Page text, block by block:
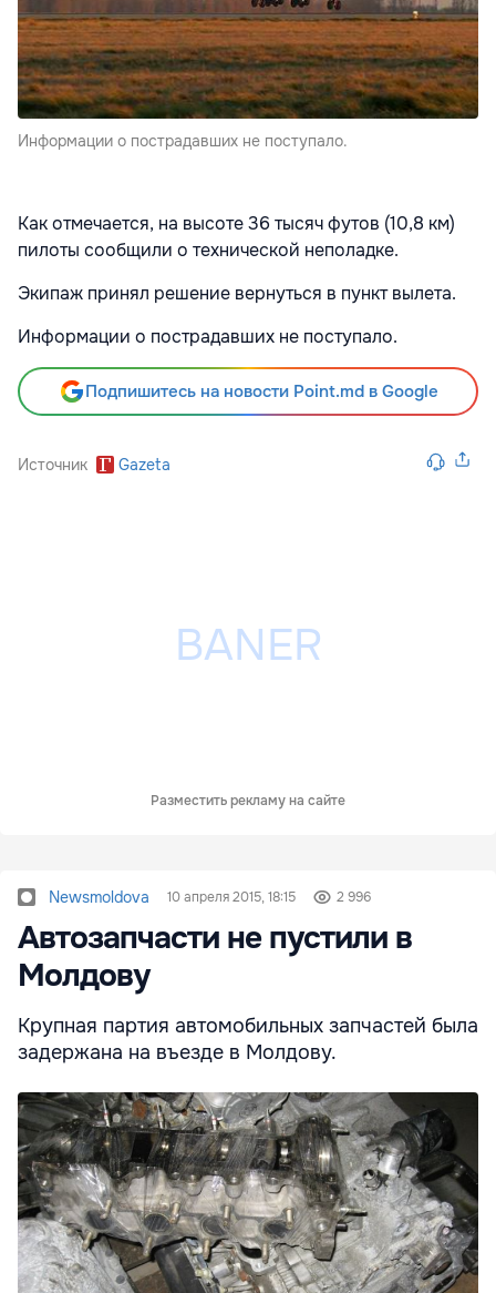
Информации о пострадавших не поступало.
Как отмечается, на высоте 36 тысяч футов (10,8 км)
пилоты сообщили о технической неполадке.
Экипаж принял решение вернуться в пункт вылета.
Информации о пострадавших не поступало.
Подпишитесь на новости Point.md в Google
Источник Gazeta
Разместить рекламу на сайте
Newsmoldova 10 апреля 2015, 18:15 2 996
Автозапчасти не пустили в
Молдову
Крупная партия автомобильных запчастей была
задержана на въезде в Молдову.